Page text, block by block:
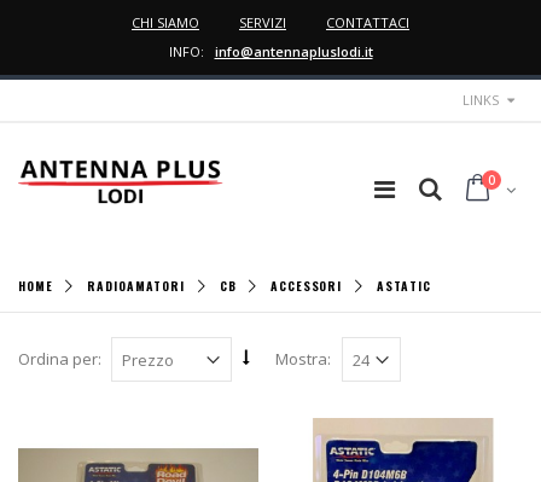
CHI SIAMO SERVIZI
CONTATTACI
INFO:
info@antennapluslodi.it
LINKS
0
HOME RADIOAMATORI CB ACCESSORI ASTATIC
Ordina per: Mostra: